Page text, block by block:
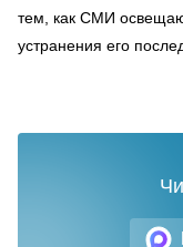
тем, как СМИ
устранения его